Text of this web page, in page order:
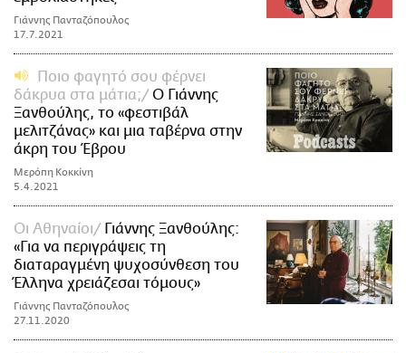
Γιάννης Πανταζόπουλος
17.7.2021
Ποιο φαγητό σου φέρνει
δάκρυα στα μάτια;
Ο Γιάννης
Ξανθούλης, το «φεστιβάλ
μελιτζάνας» και μια ταβέρνα στην
άκρη του Έβρου
Μερόπη Κοκκίνη
5.4.2021
Οι Αθηναίοι
Γιάννης Ξανθούλης:
«Για να περιγράψεις τη
διαταραγμένη ψυχοσύνθεση του
Έλληνα χρειάζεσαι τόμους»
Γιάννης Πανταζόπουλος
27.11.2020